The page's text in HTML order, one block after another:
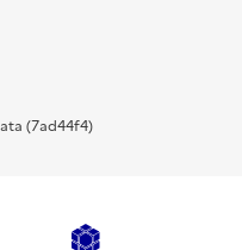
(7ad44f4)